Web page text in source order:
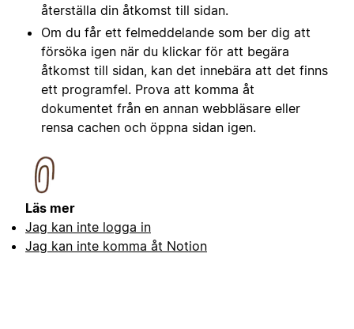
återställa din åtkomst till sidan.
Om du får ett felmeddelande som ber dig att
försöka igen när du klickar för att begära
åtkomst till sidan, kan det innebära att det finns
ett programfel. Prova att komma åt
dokumentet från en annan webbläsare eller
rensa cachen och öppna sidan igen.
Läs mer
Jag kan inte logga in
Jag kan inte komma åt Notion